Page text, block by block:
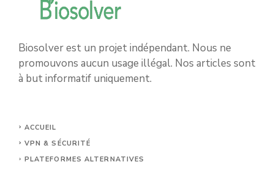
Biosolver est un projet indépendant. Nous ne
promouvons aucun usage illégal. Nos articles sont
à but informatif uniquement.
ACCUEIL
VPN & SÉCURITÉ
PLATEFORMES ALTERNATIVES